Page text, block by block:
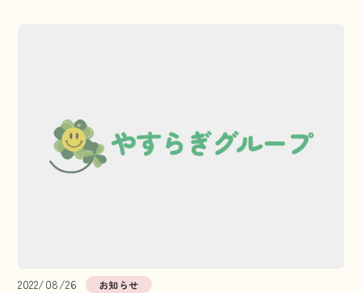
2022/08/26 お知らせ